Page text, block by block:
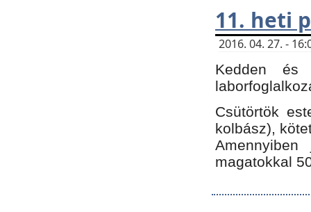
11. heti
2016. 04. 27. -
Kedden és
Csütörtök
kolbász),
Amennyiben
magatokkal